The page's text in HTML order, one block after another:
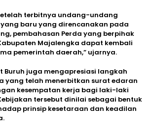
terbitnya undang-undang
baru yang direncanakan pada
pembahasan Perda yang berpihak
Majalengka dapat kembali
pemerintah daerah,” ujarnya.
Buruh juga mengapresiasi langkah
yang telah menerbitkan surat edaran
kesempatan kerja bagi laki-laki
tersebut dinilai sebagai bentuk
prinsip kesetaraan dan keadilan